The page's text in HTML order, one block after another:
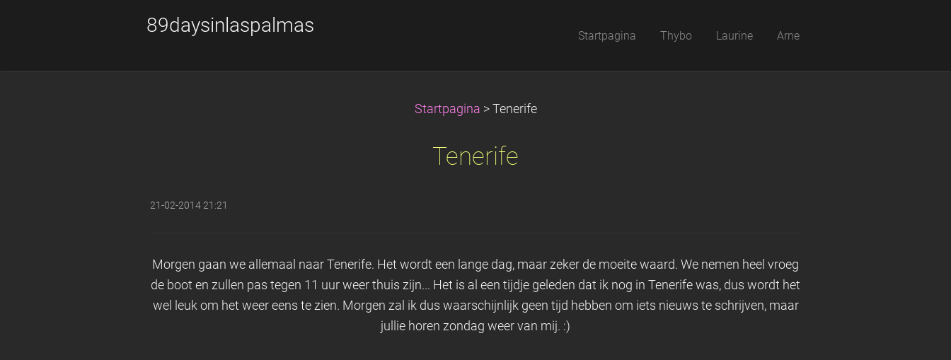
89daysinlaspalmas Startpagina Thybo Laurine Arne
Startpagina > Tenerife
Tenerife
21-02-2014 21:21
Morgen gaan we allemaal naar Tenerife. Het wordt een lange dag, maar zeker de moeite waard. We nemen heel vroeg
de boot en zullen pas tegen 11 uur weer thuis zijn... Het is al een tijdje geleden dat ik nog in Tenerife was, dus wordt het
wel leuk om het weer eens te zien. Morgen zal ik dus waarschijnlijk geen tijd hebben om iets nieuws te schrijven, maar
jullie horen zondag weer van mij. :)